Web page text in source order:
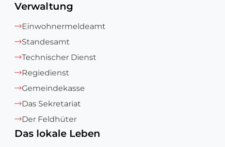
Verwaltung
Einwohnermeldeamt
Standesamt
Technischer Dienst
Regiedienst
Gemeindekasse
Das Sekretariat
Der Feldhüter
Das lokale Leben